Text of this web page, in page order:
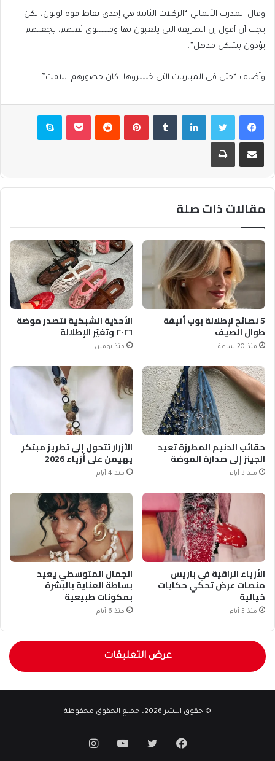
وقال المدرب الألماني “الركلات الثابتة هي إحدى نقاط قوة لوتون، لكن
يجب أن أقول إن الطريقة التي يلعبون بها ومستوى ثقتهم، يجعلهم
يؤدون بشكل مذهل”.
وأضاف “حتى في المباريات التي خسروها، كان حضورهم اللافت”.
فيسبوكتويتر لينكدإن بينتيريست بوكيت سكايب
مشاركة عبر البريد طباعة
مقالات ذات صلة
5 نصائح لإطلالة بوب أنيقة
طوال الصيف
منذ 20 ساعة
الأحذية الشبكية تتصدر موضة
٢٠٢٦ وتغيّر الإطلالة
منذ يومين
حقائب الدنيم المطرزة تعيد
الجينز إلى صدارة الموضة
منذ 3 أيام
الأزرار تتحول إلى تطريز مبتكر
يهيمن على أزياء 2026
منذ 4 أيام
الأزياء الراقية في باريس
منصات عرض تحكي حكايات
خيالية
منذ 5 أيام
الجمال المتوسطي يعيد
بساطة العناية بالبشرة
بمكونات طبيعية
منذ 6 أيام
عرض التعليقات
© حقوق النشر 2026، جميع الحقوق محفوظة
فيسبوكتويتر يوتيوبانستقرام